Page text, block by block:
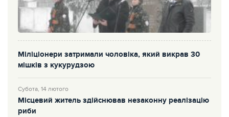
Міліціонери затримали чоловіка, який викрав 30
мішків з кукурудзою
Субота, 14 лютого
Місцевий житель здійснював незаконну реалізацію
риби